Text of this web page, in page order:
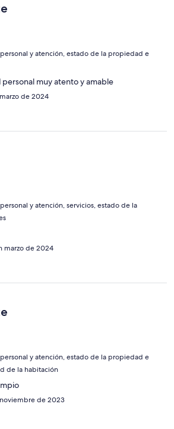
y atención, estado de la propiedad e
muy atento y amable
de 2024
y atención, servicios, estado de la
marzo de 2024
y atención, estado de la propiedad e
de la habitación
de 2023